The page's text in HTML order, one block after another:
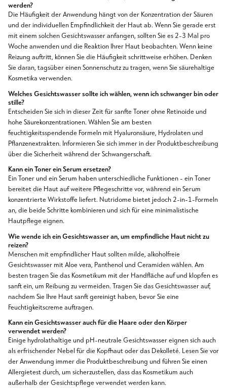
werden?
Die Häufigkeit der Anwendung hängt von der Konzentration der Säuren
und der individuellen Empfindlichkeit der Haut ab. Wenn Sie gerade erst
mit einem solchen Gesichtswasser anfangen, sollten Sie es 2-3 Mal pro
Woche anwenden und die Reaktion Ihrer Haut beobachten. Wenn keine
Reizung auftritt, können Sie die Häufigkeit schrittweise erhöhen. Denken
Sie daran, tagsüber einen Sonnenschutz zu tragen, wenn Sie säurehaltige
Kosmetika verwenden.
Welches Gesichtswasser sollte ich wählen, wenn ich schwanger bin oder
stille?
Entscheiden Sie sich in dieser Zeit für sanfte Toner ohne Retinoide und
hohe Säurekonzentrationen. Wählen Sie am besten
feuchtigkeitsspendende Formeln mit Hyaluronsäure, Hydrolaten und
Pflanzenextrakten. Informieren Sie sich immer in der Produktbeschreibung
über die Sicherheit während der Schwangerschaft.
Kann ein Toner ein Serum ersetzen?
Ein Toner und ein Serum haben unterschiedliche Funktionen - ein Toner
bereitet die Haut auf weitere Pflegeschritte vor, während ein Serum
konzentrierte Wirkstoffe liefert. Nutridome bietet jedoch 2-in-1-Formeln
an, die beide Schritte kombinieren und sich für eine minimalistische
Hautpflege eignen.
Wie wende ich ein Gesichtswasser an, um empfindliche Haut nicht zu
reizen?
Menschen mit empfindlicher Haut sollten milde, alkoholfreie
Gesichtswasser mit Aloe vera, Panthenol und Ceramiden wählen. Am
besten tragen Sie das Kosmetikum mit der Handfläche auf und klopfen es
sanft ein, um Reibung zu vermeiden. Tragen Sie das Gesichtswasser auf,
nachdem Sie Ihre Haut sanft gereinigt haben, bevor Sie eine
Feuchtigkeitscreme auftragen.
Kann ein Gesichtswasser auch für die Haare oder den Körper
verwendet werden?
Einige hydrolathaltige und pH-neutrale Gesichtswasser eignen sich auch
als erfrischender Nebel für die Kopfhaut oder das Dekolleté. Lesen Sie vor
der Anwendung immer die Produktbeschreibung und führen Sie einen
Allergietest durch, um sicherzustellen, dass das Kosmetikum auch
außerhalb der Gesichtspflege verwendet werden kann.